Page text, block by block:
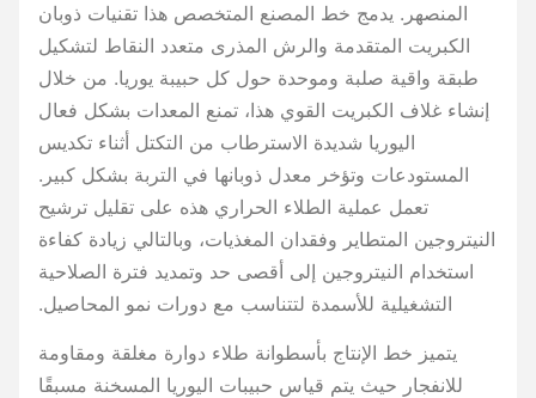
المنصهر. يدمج خط المصنع المتخصص هذا تقنيات ذوبان
الكبريت المتقدمة والرش المذرى متعدد النقاط لتشكيل
طبقة واقية صلبة وموحدة حول كل حبيبة يوريا. من خلال
إنشاء غلاف الكبريت القوي هذا، تمنع المعدات بشكل فعال
اليوريا شديدة الاسترطاب من التكتل أثناء تكديس
المستودعات وتؤخر معدل ذوبانها في التربة بشكل كبير.
تعمل عملية الطلاء الحراري هذه على تقليل ترشيح
النيتروجين المتطاير وفقدان المغذيات، وبالتالي زيادة كفاءة
استخدام النيتروجين إلى أقصى حد وتمديد فترة الصلاحية
التشغيلية للأسمدة لتتناسب مع دورات نمو المحاصيل.
يتميز خط الإنتاج بأسطوانة طلاء دوارة مغلقة ومقاومة
للانفجار حيث يتم قياس حبيبات اليوريا المسخنة مسبقًا